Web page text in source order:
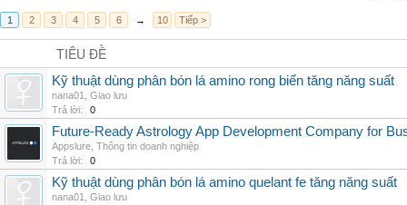
1 2 3 4 5 6 → 10 Tiếp >
TIÊU ĐỀ
Kỹ thuật dùng phân bón lá amino rong biển tăng năng suất
nana01
Giao lưu
Trả lời:
0
Future-Ready Astrology App Development Company for
Appslure Thông tin doanh nghiệp
Trả lời:
0
Kỹ thuật dùng phân bón lá amino quelant fe tăng năng suất
nana01
Giao lưu